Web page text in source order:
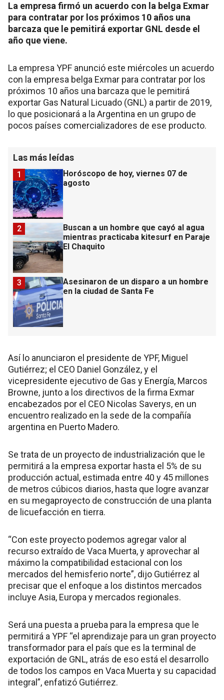
La empresa firmó un acuerdo con la belga Exmar
para contratar por los próximos 10 años una
barcaza que le pemitirá exportar GNL desde el
año que viene.
La empresa YPF anunció este miércoles un acuerdo
con la empresa belga Exmar para contratar por los
próximos 10 años una barcaza que le pemitirá
exportar Gas Natural Licuado (GNL) a partir de 2019,
lo que posicionará a la Argentina en un grupo de
pocos países comercializadores de ese producto.
Las más leídas
Horóscopo de hoy, viernes 07 de
agosto
1
Buscan a un hombre que cayó al agua
mientras practicaba kitesurf en Paraje
El Chaquito
2
Asesinaron de un disparo a un hombre
en la ciudad de Santa Fe
3
Así lo anunciaron el presidente de YPF, Miguel
Gutiérrez; el CEO Daniel González, y el
vicepresidente ejecutivo de Gas y Energía, Marcos
Browne, junto a los directivos de la firma Exmar
encabezados por el CEO Nicolas Saverys, en un
encuentro realizado en la sede de la compañía
argentina en Puerto Madero.
Se trata de un proyecto de industrialización que le
permitirá a la empresa exportar hasta el 5% de su
producción actual, estimada entre 40 y 45 millones
de metros cúbicos diarios, hasta que logre avanzar
en su megaproyecto de construcción de una planta
de licuefacción en tierra.
“Con este proyecto podemos agregar valor al
recurso extraído de Vaca Muerta, y aprovechar al
máximo la compatibilidad estacional con los
mercados del hemisferio norte”, dijo Gutiérrez al
precisar que el enfoque a los distintos mercados
incluye Asia, Europa y mercados regionales.
Será una puesta a prueba para la empresa que le
permitirá a YPF “el aprendizaje para un gran proyecto
transformador para el país que es la terminal de
exportación de GNL, atrás de eso está el desarrollo
de todos los campos en Vaca Muerta y su capacidad
integral”, enfatizó Gutiérrez.